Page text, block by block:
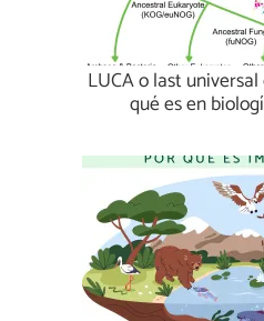
LUCA o last
qué es en